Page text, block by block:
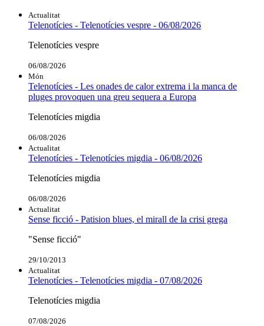
Actualitat
Telenotícies - Telenotícies vespre - 06/08/2026
Telenotícies vespre
06/08/2026
Món
Telenotícies - Les onades de calor extrema i la manca de
pluges provoquen una greu sequera a Europa
Telenotícies migdia
06/08/2026
Actualitat
Telenotícies - Telenotícies migdia - 06/08/2026
Telenotícies migdia
06/08/2026
Actualitat
Sense ficció - Patision blues, el mirall de la crisi grega
"Sense ficció"
29/10/2013
Actualitat
Telenotícies - Telenotícies migdia - 07/08/2026
Telenotícies migdia
07/08/2026